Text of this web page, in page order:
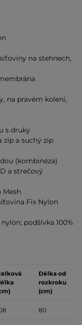
na stehnech,
na pravém koleni,
s druky
zip a suchý zip
(kombinéza)
a strečový
Mesh
Fix Nylon
podšívka 100%
Délka od
rozkroku
(cm)
80